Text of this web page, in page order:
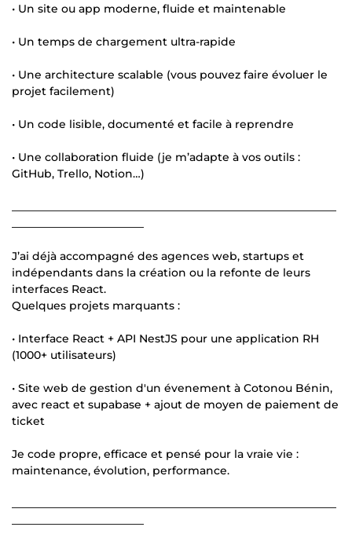
• Un site ou app moderne, fluide et maintenable
• Un temps de chargement ultra-rapide
• Une architecture scalable (vous pouvez faire évoluer le
projet facilement)
• Un code lisible, documenté et facile à reprendre
• Une collaboration fluide (je m’adapte à vos outils :
GitHub, Trello, Notion…)
J’ai déjà accompagné des agences web, startups et
indépendants dans la création ou la refonte de leurs
interfaces React.
Quelques projets marquants :
• Interface React + API NestJS pour une application RH
(1000+ utilisateurs)
• Site web de gestion d'un évenement à Cotonou Bénin,
avec react et supabase + ajout de moyen de paiement de
ticket
Je code propre, efficace et pensé pour la vraie vie :
maintenance, évolution, performance.